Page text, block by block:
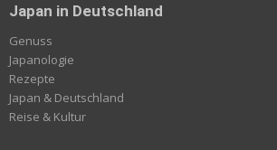
Japan in Deutschland
Genuss
Japanologie
Rezepte
Japan & Deutschland
Reise & Kultur